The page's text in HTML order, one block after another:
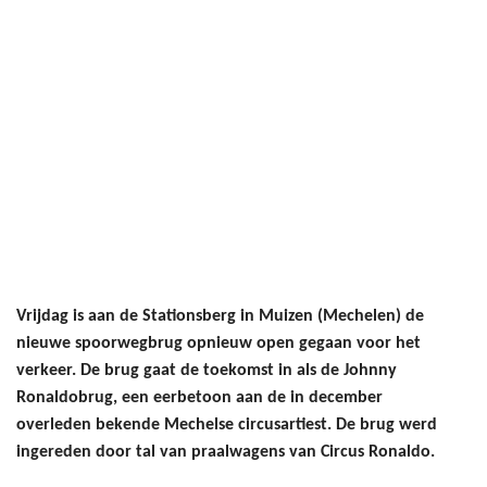
Vrijdag is aan de Stationsberg in Muizen (Mechelen) de
nieuwe spoorwegbrug opnieuw open gegaan voor het
verkeer. De brug gaat de toekomst in als de Johnny
Ronaldobrug, een eerbetoon aan de in december
overleden bekende Mechelse circusartiest. De brug werd
ingereden door tal van praalwagens van Circus Ronaldo.